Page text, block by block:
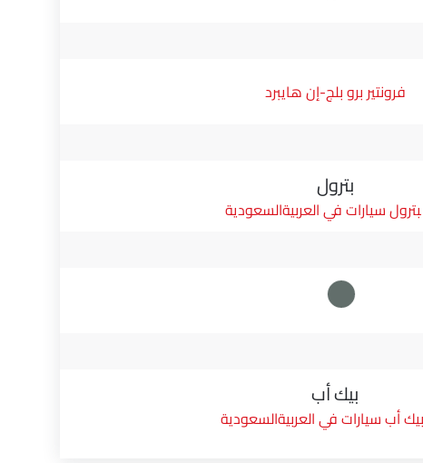
فرونتير برو بلج-إن هايبرد
بترول
بترول سيارات في العربيةالسعودية
بيك أب
أب سيارات في العربيةالسعودية